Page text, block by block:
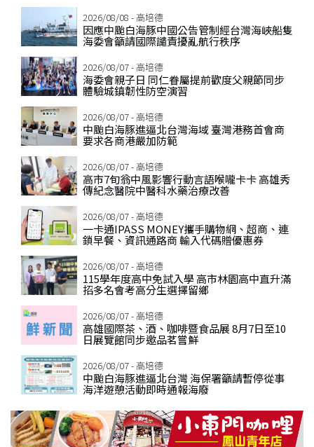
2026/08/08 - 高培德
因應中颱白海豚中國公告管制經台灣海峽船隻
海委會籲請國際譴責擾亂航行秩序
2026/08/07 - 高培德
海委會親子日 同仁眷屬提前歡度父親節同步
體驗城鎮韌性防空演習
2026/08/07 - 高培德
中颱白海豚進逼北台灣海域 臺灣港務首會商
要求各商港嚴加防範
2026/08/07 - 高培德
高市7旬翁中風影響行動言語喉嚨卡卡 高雄秀
傳紀念醫院中醫科水藥治療改善
2026/08/07 - 高培德
一卡通IPASS MONEY攜手購物網、超商、連
鎖早餐、資訊通路商 輸入代碼贈優惠券
2026/08/07 - 高培德
115學年度高中免試入學 高市林園高中直升滿
招多名會考高分生選擇留鄉
2026/08/07 - 高培德
高雄國際茶、酒、咖啡暨食品展 8月7日至10
日展覽館同步邀品茗嘗鮮
2026/08/07 - 高培德
中颱白海豚進逼北台灣 海保署籲請暫停從事
海洋遊憩活動即時通報海廢